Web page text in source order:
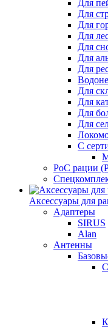
Для
Для
Для
Для
Для
Для
Для
Для
Для
Для
Для
С
PoC рации
Аксессуары для
Адаптеры
SIRUS
Alan
Антенны